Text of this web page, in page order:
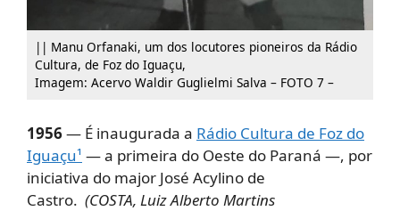
|| Manu Orfanaki, um dos locutores pioneiros da Rádio
Cultura, de Foz do Iguaçu,
Imagem: Acervo Waldir Guglielmi Salva – FOTO 7 –
1956— É inaugurada a Rádio Cultura de Foz do
Iguaçu¹ — a primeira do Oeste do Paraná —, por
iniciativa do major José Acylino de
Castro. (COSTA, Luiz Alberto Martins